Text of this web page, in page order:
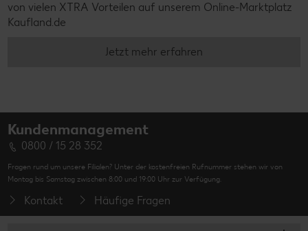
von vielen XTRA Vorteilen auf unserem Online-Marktplatz
Kaufland.de
Jetzt mehr erfahren
Kundenmanagement
0800 / 15 28 352
Fragen rund um unsere Filialen? Unter der kostenfreien Rufnummer stehen wir von
Montag bis Samstag zwischen 8:00 und 19:00 Uhr zur Verfügung.
Kontakt Häufige Fragen